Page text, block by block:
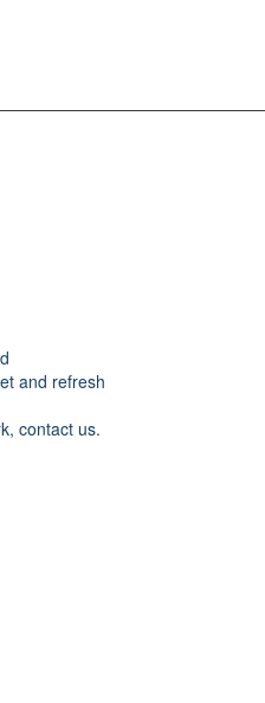
and refresh
contact us.